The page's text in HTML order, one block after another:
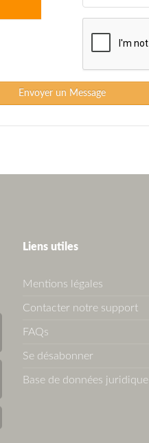
Envoyer un Message
Liens utiles
Mentions légales
Contacter notre support
FAQs
Se désabonner
Base de données juridique